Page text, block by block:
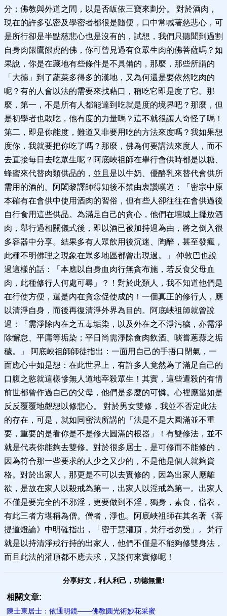
分；佛教與外道之間，以是否皈依三寶來劃分。 對於酒肉，
現在的許多弘密及學密者都很是隨便，口中常喊著慈悲心，可
是所行卻是半點慈悲心也是沒有的，試想，我們只聽聞到過割
自身肉餵鷹餵虎的佛，你可曾見過有食眾生肉的佛菩薩嗎？如
果說，你是在藏地有些條件是不具備的，那麼，那些所謂的
「大德」到了蔬菜多得多的漢地，又為何還是要依然吃肉的
呢？有的人會以法的需要來找藉口，稱吃它即是度了它。那
麼，第一，不是所有人都能達到吃就是度的境界吧？那麼，但
是初學者也敢吃，他有度的力量嗎？這不就很讓人奇怪了嗎！
第二，即是你能度，難道又非要用吃的方法來度嗎？我如果想
度你，我就要把你吃了嗎？那麼，佛為何要講法來度人，而不
去直接每日去吃眾生呢？阿底峽祖師在舉行會供時都是以糖、
蜂蜜來代替肉類供品的，並且是以牛奶、優酪乳來替代會供所
需用的酒的。阿闍黎譯師得知後不禁由衷讚嘆道：「密宗中原
本確有在會供中使用酒肉的習俗，但有些人卻往往在會供過後
自行食用這些供品。為滿足自己的貪心，他們在壇城上擺放酒
肉，舉行過相關儀式後，即以酒已被加持過為由，將之倒入很
多容器中分享。結果多有人眾飲用後沉迷、陶醉，甚至發瘋，
此種不明佛理之現象在眾多地區都曾出現過。」 仲敦巴也說
過這樣的話：「本應以自身血肉行無貪布施，若反食父母血
肉，此種修行人何處可尋」？！對於此類人，我不知道他們是
在行使方便，還是內在貪念促使成的！一個真正的修行人，應
以清淨自身，而後再復清淨外界為目的。阿底峽祖師就曾說
過：「需淨除內在之五毒垢染，以及外在之不淨污穢，亦需淨
除懈怠、平庸等垢染；平日尚需淨除食肉飲酒、啖嘗蔥蒜之垢
穢。」 阿底峽祖師師徒指出：一面用自己的手捂口閉氣，一
面應心中如是想：在此世界上，有許多人竟然為了滿足自己的
口腹之慾就這樣慘無人道地宰殺眾生！其實，這些遭殺的有情
前世都曾作過自己的父母，他們是多麼的可憐。心裡應當如是
反反覆覆地觀想以修悲心。 對於男女雙修，我並不否定此法
的存在，可是，就如同密法所講的「法是不是大圓滿並不重
要，重要的是看你是不是修大圓滿的根器」！有雙修法，並不
就是代表你能夠去雙修。對於很多居士，是可修而不能修的，
因為符合那一些要求的人少之又少的，不是他是個人就夠資
格。對於出家人，那更是不可以去實修的，因為出家人應離
欲，是故在家人以殺戒為第一，出家人以淫戒為第一。出家人
不僅是要完全的不邪淫，更要做到不淫，獨身，素食，僧衣，
有此三者方堪稱為僧。僧者，淨也。阿底峽祖師在其名著《菩
提道燈論》中明確指出，「密于慧灌頂，梵行者勿受」。梵行
就是以持清淨戒行持的出家人，他們不僅是不能夠修雙身法，
而且此法的灌頂都不應去求，又談何來實修呢！
分享好文，利人利己，功德無量!
相關文章:
陳士東居士：依通明鏡——佛教圓光術妙花采蜜